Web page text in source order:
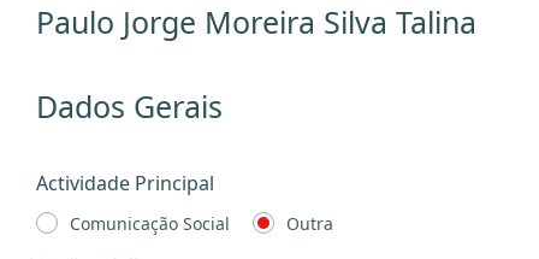
Paulo Jorge Moreira Silva Talina
Dados Gerais
Actividade Principal
Comunicação Social Outra